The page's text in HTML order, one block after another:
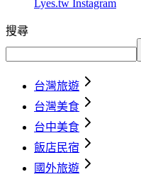
Lyes.tw Instagram
搜尋
台灣旅遊
台灣美食
台中美食
飯店民宿
國外旅遊